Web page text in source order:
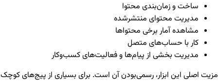
ساخت و زمان‌بندی محتوا
مدیریت محتوای منتشرشده
مشاهده آمار برخی محتواها
کار با حساب‌های متصل
مدیریت بخشی از پیام‌ها و فعالیت‌های کسب‌وکار
مزیت اصلی این ابزار، رسمی‌بودن آن است. برای بسیاری از پیج‌های کوچک